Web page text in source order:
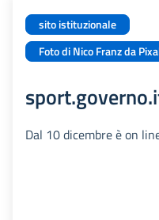
sito istituzionale
Foto di Nico Franz da
Dal 10 dicembre è on